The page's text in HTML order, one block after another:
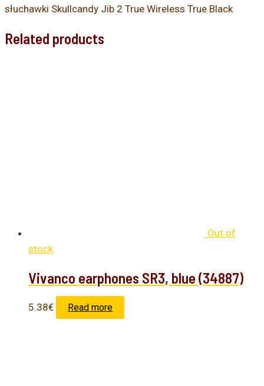
słuchawki Skullcandy Jib 2 True Wireless True Black
Related products
Out of
stock
Vivanco earphones SR3, blue (34887)
5.38€ Read more